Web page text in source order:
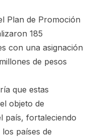
Plan de Promoción
185
con una asignación
de pesos
que estas
objeto de
país, fortaleciendo
países de